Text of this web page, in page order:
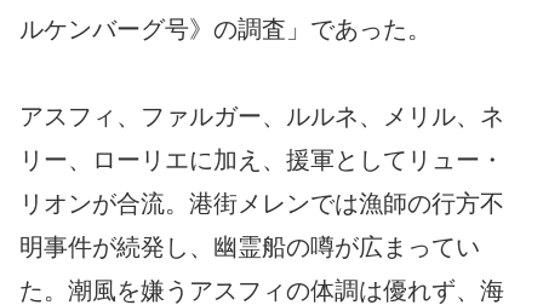
ルケンバーグ号》の調査」であった。
アスフィ、ファルガー、ルルネ、メリル、ネ
リー、ローリエに加え、援軍としてリュー・
リオンが合流。港街メレンでは漁師の行方不
明事件が続発し、幽霊船の噂が広まってい
た。潮風を嫌うアスフィの体調は優れず、海